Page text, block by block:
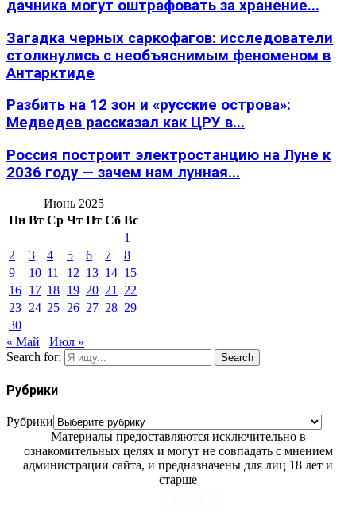
дачника могут оштрафовать за хранение...
Загадка черных саркофагов: исследователи
столкнулись с необъяснимым феноменом в
Антарктиде
Разбить на 12 зон и «русские острова»:
Медведев рассказал как ЦРУ в...
Россия построит электростанцию на Луне к
2036 году — зачем нам лунная...
Июнь 2025
Пн Вт Ср Чт Пт Сб Вс
1
2
3 4 5 6 7
8
9
10 11 12 13 14 15
16 17 18 19 20 21
22
23 24 25 26 27 28 29
30
« Май
Июл »
Search for:
Search
Рубрики
Рубрики
Материалы предоставляются исключительно в
ознакомительных целях и могут не совпадать с мнением
администрации сайта, и предназначены для лиц 18 лет и
старше